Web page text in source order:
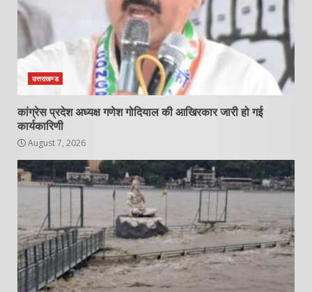
उत्तराखण्ड
कांग्रेस प्रदेश अध्यक्ष गणेश गोदियाल की आखिरकार जारी हो गई
कार्यकारिणी
August 7, 2026